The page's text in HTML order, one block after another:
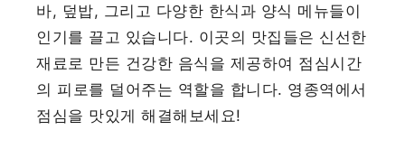
바, 덮밥, 그리고 다양한 한식과 양식 메뉴들이
인기를 끌고 있습니다. 이곳의 맛집들은 신선한
재료로 만든 건강한 음식을 제공하여 점심시간
의 피로를 덜어주는 역할을 합니다. 영종역에서
점심을 맛있게 해결해보세요!